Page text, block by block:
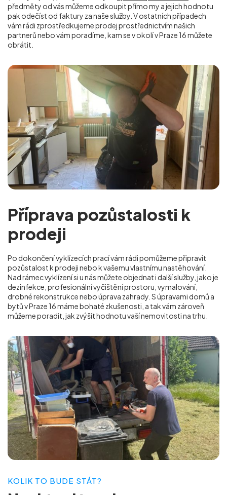
předměty od vás můžeme odkoupit přímo my a jejich hodnotu
pak odečíst od faktury za naše služby. V ostatních případech
vám rádi zprostředkujeme prodej prostřednictvím našich
partnerů nebo vám poradíme, kam se v okolí v Praze 16můžete
obrátit.
Příprava pozůstalosti k
prodeji
Po dokončení vyklízecích prací vám rádi pomůžeme připravit
pozůstalost k prodeji nebo k vašemu vlastnímu nastěhování.
Nad rámec vyklízení si u nás můžete objednat i další služby, jako je
dezinfekce, profesionální vyčištění prostoru, vymalování,
drobné rekonstrukce nebo úprava zahrady. S úpravami domů a
bytů v Praze 16máme bohaté zkušenosti, a tak vám zároveň
můžeme poradit, jak zvýšit hodnotu vaší nemovitosti na trhu.
KOLIK TO BUDE STÁT?